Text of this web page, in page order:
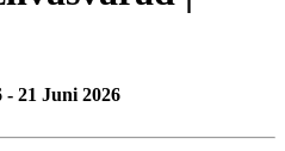
- 21 Juni 2026